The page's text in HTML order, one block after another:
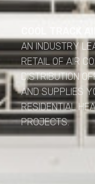
Cool Track Air Condition Trading LLC
AN INDUSTRY
RETAIL OF AIR
DISTRIBUTION
AND SUPPLIES
RESIDENTIAL
PROJECTS.